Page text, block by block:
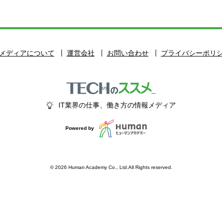
ディアについて 運営会社 お問い合わせ プライバシーポリ
IT業界の仕事、働き方の情報メディア
Powered by
© 2026 Human Academy Co., Ltd.All Rights reserved.